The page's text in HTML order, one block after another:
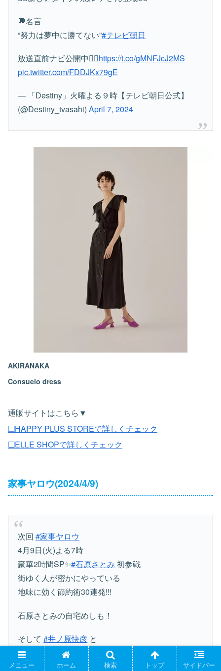
💬名言
“努力は夢中に勝てない”#テレビ朝日
放送直前ナビ公開中💁‍♂️https://t.co/gMNFJcJ2MS
pic.twitter.com/FDDJKx79gE
— 「Destiny」火曜よる９時【テレビ朝日公式】
(@Destiny_tvasahi)April 7, 2024
AKIRANAKA
Consuelo dress
通販サイトはこちら▼
❏HAPPY PLUS STOREで詳しくチェック
❏ELLE SHOPで詳しくチェック
家事ヤロウ(2024/4/9)
次回#家事ヤロウ
4月9日(火)よる7時
豪華2時間SP✨#石原さとみ 初参戦
街ゆく人が密かにやっている
地味に効く節約術30連発!!!
石原さとみの自宅めしも！
そして#井ノ原快彦 と
ネットスーパー満足度1位！
#SEIYU
人気アイテムで
絶品パイ作り#バカリズム#中丸雄一#カズレーザー
メニュー ホーム 検索 トップ サイドバー